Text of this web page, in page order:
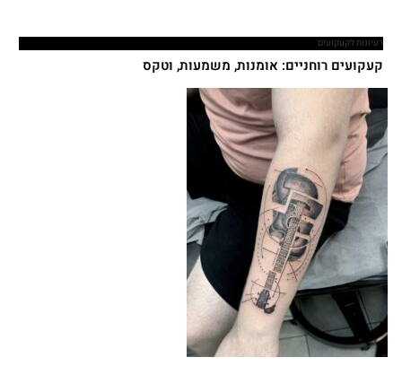
רעיונות לקעקועים
קעקועים רוחניים: אומנות, משמעות, וטקס